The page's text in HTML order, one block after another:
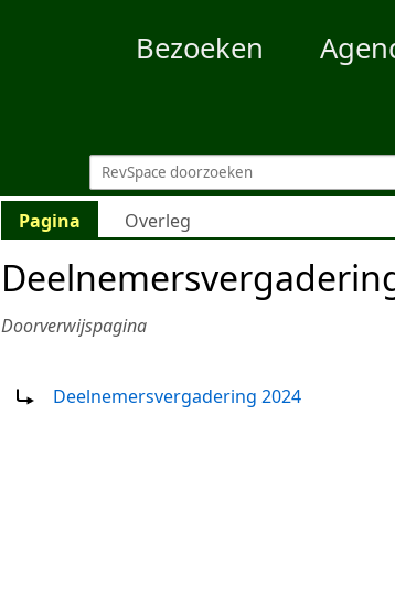
Bezoeken
Pagina Overleg
Doorverwijspagina
Deelnemersvergadering 2024